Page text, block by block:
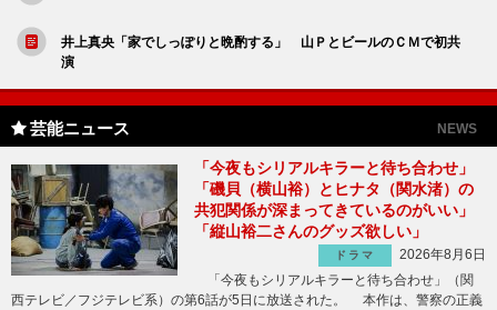
井上真央「家でしっぽりと晩酌する」 山ＰとビールのＣＭで初共
演
芸能ニュース NEWS
「今夜もシリアルキラーと待ち合わせ」
「磯貝（横山裕）とヒナタ（関水渚）の
共犯関係が深まってきているのがいい」
「縦山裕二さんのグッズ欲しい」
ドラマ
2026年8月6日
「今夜もシリアルキラーと待ち合わせ」（関
西テレビ／フジテレビ系）の第6話が5日に放送された。 本作は、警察の正義